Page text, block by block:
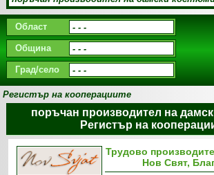
Област
Община
Град/село
Регистър на кооперациите
поръчан производител на
Регистър на
Трудово
Нов Свят,